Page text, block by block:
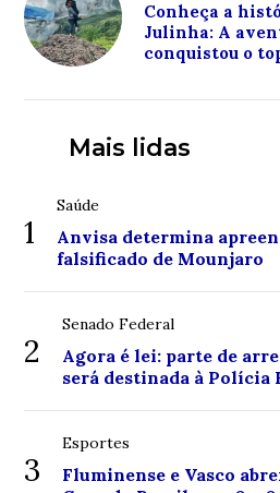
Conheça a
Julinha: A
conquistou o
Mais lidas
1
Saúde
Anvisa determina
falsificado de Mounjaro
2
Senado Federal
Agora é lei: parte de
será destinada à Polícia
3
Esportes
Fluminense e Vasco